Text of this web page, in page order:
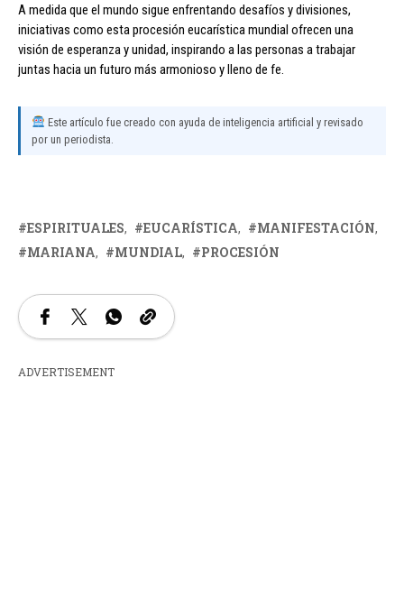
A medida que el mundo sigue enfrentando desafíos y divisiones,
iniciativas como esta procesión eucarística mundial ofrecen una
visión de esperanza y unidad, inspirando a las personas a trabajar
juntas hacia un futuro más armonioso y lleno de fe.
Este artículo fue creado con ayuda de inteligencia artificial y revisado
por un periodista.
ESPIRITUALES EUCARÍSTICA
MANIFESTACIÓN
MARIANA
MUNDIAL PROCESIÓN
ADVERTISEMENT